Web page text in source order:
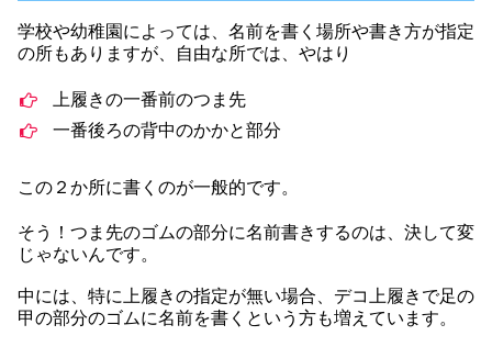
学校や幼稚園によっては、名前を書く場所や書き方が指定
の所もありますが、自由な所では、やはり
上履きの一番前のつま先
一番後ろの背中のかかと部分
この２か所に書くのが一般的です。
そう！つま先のゴムの部分に名前書きするのは、決して変
じゃないんです。
中には、特に上履きの指定が無い場合、デコ上履きで足の
甲の部分のゴムに名前を書くという方も増えています。